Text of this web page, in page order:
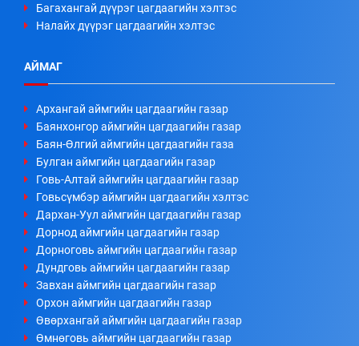
Багахангай дүүрэг цагдаагийн хэлтэс
Налайх дүүрэг цагдаагийн хэлтэс
АЙМАГ
Архангай аймгийн цагдаагийн газар
Баянхонгор аймгийн цагдаагийн газар
Баян-Өлгий аймгийн цагдаагийн газа
Булган аймгийн цагдаагийн газар
Говь-Алтай аймгийн цагдаагийн газар
Говьсүмбэр аймгийн цагдаагийн хэлтэс
Дархан-Уул аймгийн цагдаагийн газар
Дорнод аймгийн цагдаагийн газар
Дорноговь аймгийн цагдаагийн газар
Дундговь аймгийн цагдаагийн газар
Завхан аймгийн цагдаагийн газар
Орхон аймгийн цагдаагийн газар
Өвөрхангай аймгийн цагдаагийн газар
Өмнөговь аймгийн цагдаагийн газар